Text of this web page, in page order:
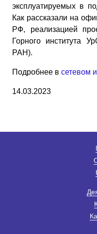
эксплуатируемых в
Как рассказали на
РФ, реализацией
Горного
РАН).
Подробнее в сетевом
14.03.2023